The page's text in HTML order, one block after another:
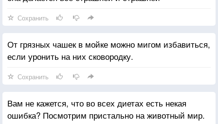
Сохранить
От грязных чашек в мойке можно мигом избавиться,
если уронить на них сковородку.
Сохранить
Вам не кажется, что во всех диетах есть некая
ошибка? Посмотрим пристально на животный мир.